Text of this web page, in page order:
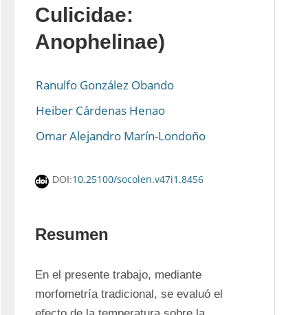
Culicidae:
Anophelinae)
Ranulfo González Obando
Heiber Cárdenas Henao
Omar Alejandro Marín-Londoño
DOI:10.25100/socolen.v47i1.8456
Resumen
En el presente trabajo, mediante
morfometría tradicional, se evaluó el